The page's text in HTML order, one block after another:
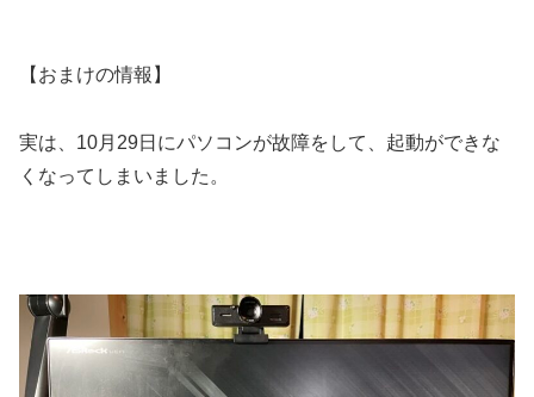
【おまけの情報】
実は、10月29日にパソコンが故障をして、起動ができな
くなってしまいました。